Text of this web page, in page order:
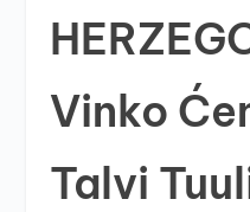
Vinko
Talvi